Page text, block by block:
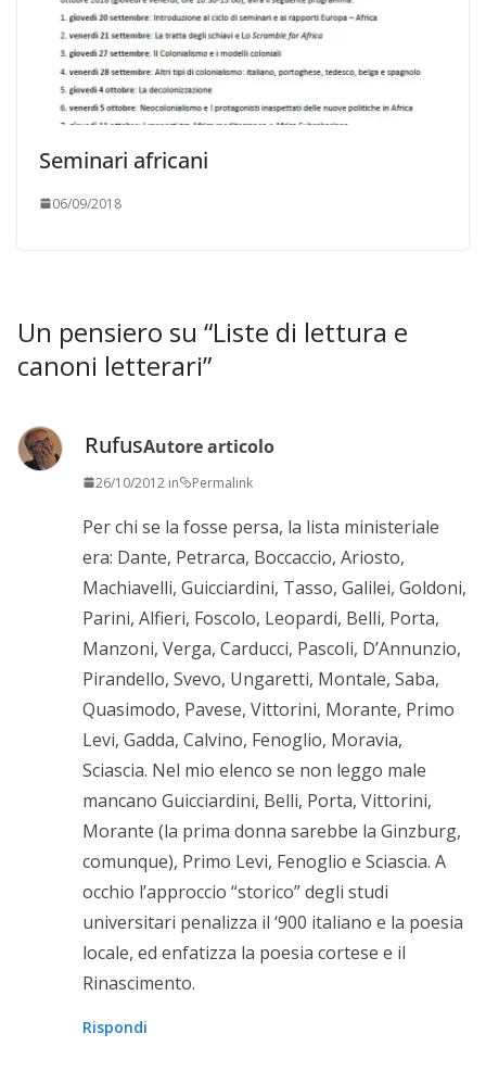
Seminari africani
06/09/2018
Un pensiero su “Liste di lettura e
canoni letterari”
RufusAutore articolo
26/10/2012 in Permalink
Per chi se la fosse persa, la lista ministeriale
era: Dante, Petrarca, Boccaccio, Ariosto,
Machiavelli, Guicciardini, Tasso, Galilei, Goldoni,
Parini, Alfieri, Foscolo, Leopardi, Belli, Porta,
Manzoni, Verga, Carducci, Pascoli, D’Annunzio,
Pirandello, Svevo, Ungaretti, Montale, Saba,
Quasimodo, Pavese, Vittorini, Morante, Primo
Levi, Gadda, Calvino, Fenoglio, Moravia,
Sciascia. Nel mio elenco se non leggo male
mancano Guicciardini, Belli, Porta, Vittorini,
Morante (la prima donna sarebbe la Ginzburg,
comunque), Primo Levi, Fenoglio e Sciascia. A
occhio l’approccio “storico” degli studi
universitari penalizza il ‘900 italiano e la poesia
locale, ed enfatizza la poesia cortese e il
Rinascimento.
Rispondi